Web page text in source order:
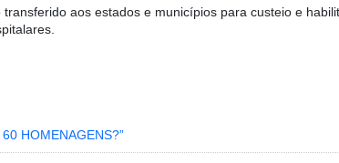
aos estados e municípios para custeio e
HOMENAGENS?”